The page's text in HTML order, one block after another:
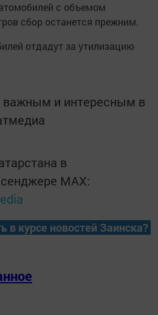
с объемом
сбор останется прежним.
отдадут за утилизацию
и интересным в
в
MАХ:
в курсе новостей Заинска?